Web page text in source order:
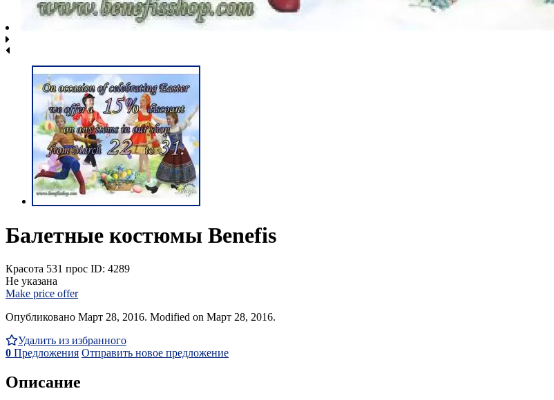
Балетные костюмы Benefis
Красота 531 прос ID: 4289
Не указана
Make price offer
Опубликовано Март 28, 2016. Modified on Март 28, 2016.
Удалить из избранного
0 Предложения Отправить новое предложение
Описание